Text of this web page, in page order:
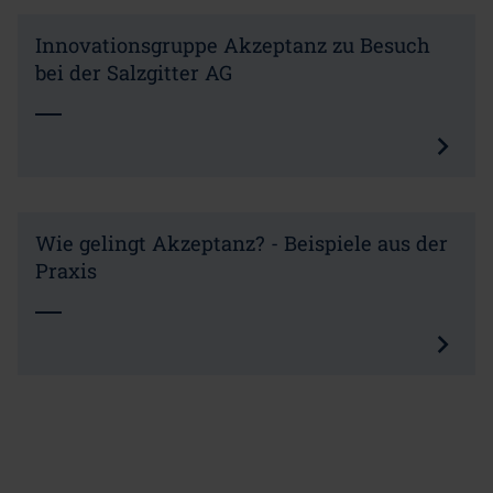
Innovationsgruppe Akzeptanz zu Besuch
bei der Salzgitter AG
Wie gelingt Akzeptanz? - Beispiele aus der
Praxis